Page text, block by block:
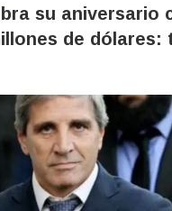
su aniversario
de dólares: